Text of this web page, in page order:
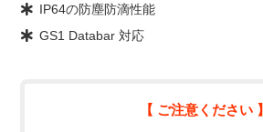
IP64の防塵防滴性能
GS1 Databar 対応
【 ご注意ください 】